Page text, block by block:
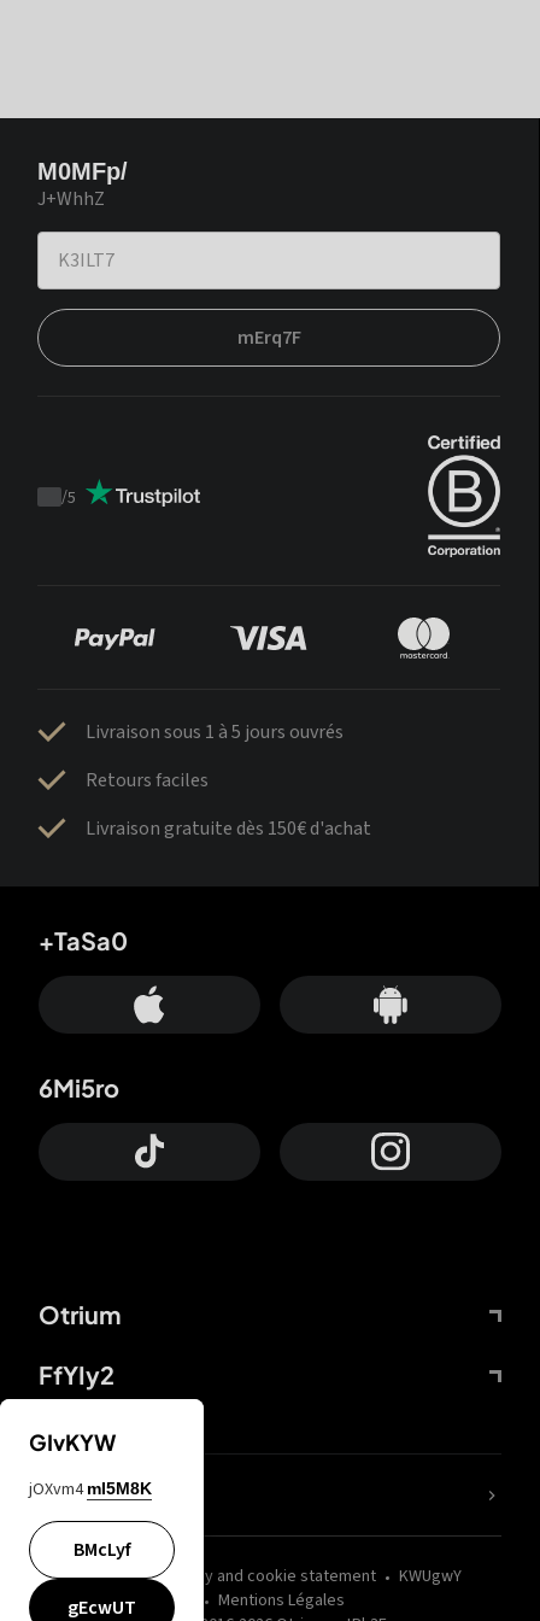
M0MFp/
J+WhhZ
mErq7F
Trustpilot
/5
Livraison sous 1 à 5 jours ouvrés
Retours faciles
Livraison gratuite dès 150€ d'achat
Otrium
FfYIy2
+TaSa0
6Mi5ro
wZQPfd Privacy and cookie statement
KWUgwY
Mentions Légales
nLC6tu
GIvKYW
jOXvm4 mI5M8K
BMcLyf
gEcwUT